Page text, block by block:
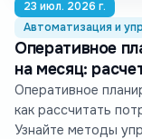
23 июл. 2026 г.
Автоматизация и
Оперативное
на месяц:
Оперативное
как рассчитать
Узнайте методы